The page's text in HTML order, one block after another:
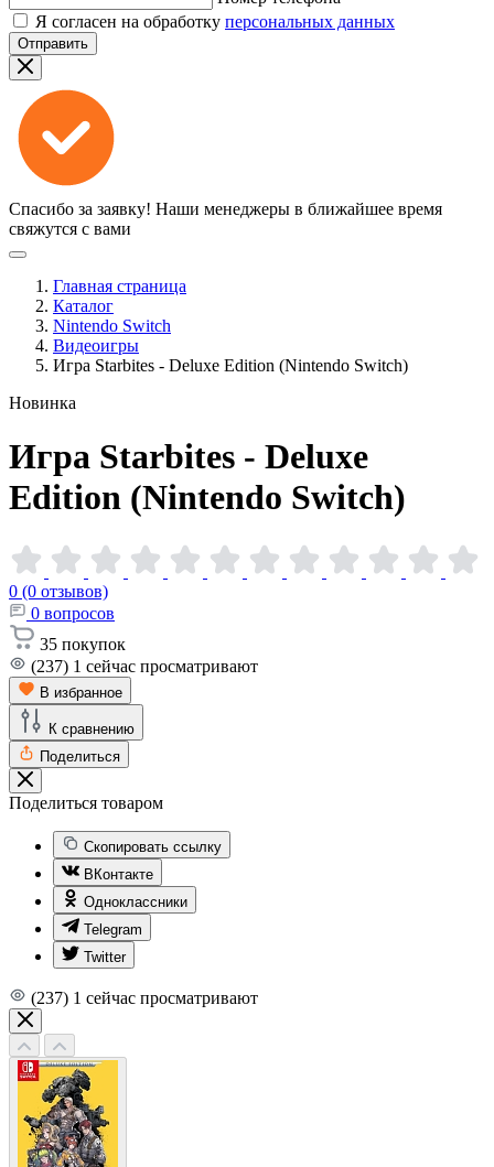
Я согласен на обработку персональных данных
Отправить
Спасибо за заявку! Наши менеджеры в ближайшее время
свяжутся с вами
Главная страница
Каталог
Nintendo Switch
Видеоигры
Игра Starbites - Deluxe Edition (Nintendo Switch)
Новинка
Игра Starbites - Deluxe
Edition (Nintendo Switch)
0 (0 отзывов)
0 вопросов
35 покупок
(237) 1 сейчас просматривают
В избранное
К сравнению
Поделиться
Поделиться товаром
Скопировать ссылку
ВКонтакте
Одноклассники
Telegram
Twitter
(237) 1 сейчас просматривают